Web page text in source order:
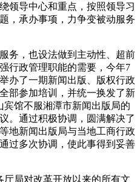
领导中心和重点，按照领导习
，承办事项，力争变被动服务
务，也设法做到主动性、超前
行政管理职能的需要，今年7
办了一期新闻出版、版权行政
部参加培训，并统一换发了新
馆不服湘潭市新闻出版局的
。通过积极协调，圆满解决了
地新闻出版局与当地工商行政
过多次协调，使此事得到妥善
厅局对改革开放以来的所有文